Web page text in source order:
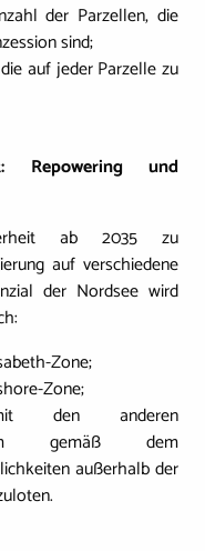
der Parzellen, die
sind;
auf jeder Parzelle zu
und
ab 2035 zu
auf verschiedene
der Nordsee wird
Zone;
Zone;
den anderen
um gemäß dem
außerhalb der